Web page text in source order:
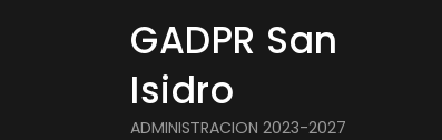
GADPR San
Isidro
ADMINISTRACION 2023-2027